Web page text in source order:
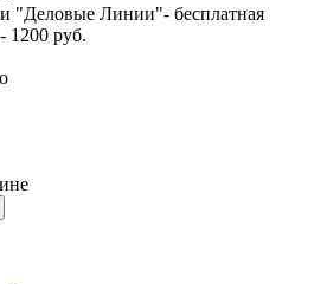
"Деловые Линии"- бесплатная
1200 руб.